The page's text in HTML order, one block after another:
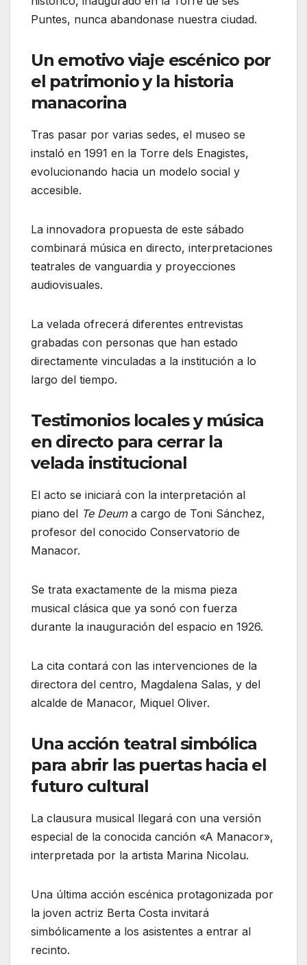
Puntes, nunca abandonase nuestra ciudad.
Un emotivo viaje escénico por
el patrimonio y la historia
manacorina
Tras pasar por varias sedes, el museo se
instaló en 1991 en la Torre dels Enagistes,
evolucionando hacia un modelo social y
accesible.
La innovadora propuesta de este sábado
combinará música en directo, interpretaciones
teatrales de vanguardia y proyecciones
audiovisuales.
La velada ofrecerá diferentes entrevistas
grabadas con personas que han estado
directamente vinculadas a la institución a lo
largo del tiempo.
Testimonios locales y música
en directo para cerrar la
velada institucional
El acto se iniciará con la interpretación al
piano del Te Deuma cargo de Toni Sánchez,
profesor del conocido Conservatorio de
Manacor.
Se trata exactamente de la misma pieza
musical clásica que ya sonó con fuerza
durante la inauguración del espacio en 1926.
La cita contará con las intervenciones de la
directora del centro, Magdalena Salas, y del
alcalde de Manacor, Miquel Oliver.
Una acción teatral simbólica
para abrir las puertas hacia el
futuro cultural
La clausura musical llegará con una versión
especial de la conocida canción «A Manacor»,
interpretada por la artista Marina Nicolau.
Una última acción escénica protagonizada por
la joven actriz Berta Costa invitará
simbólicamente a los asistentes a entrar al
recinto.